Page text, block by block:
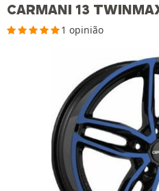
CARMANI 13
1 opinião